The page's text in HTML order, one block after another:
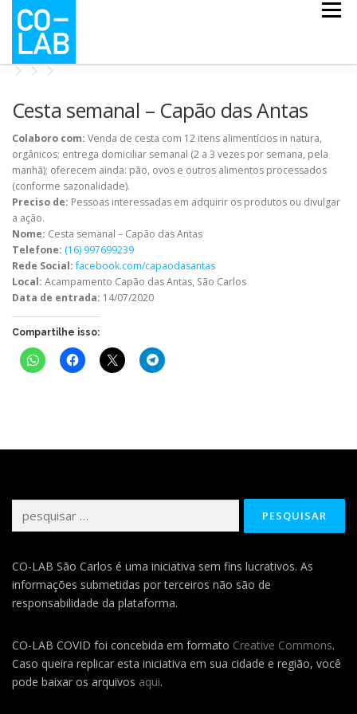
Pular
para
conteúdo
Menu
NOTÍCIAS QUEM SOMOS
Cesta semanal – Capão das Antas
Colaboro com: Venda de cesta com 12 itens alimentícios in natura,
orgânicos; entrega domiciliar semanal (2 a 3 vezes por semana, pela
manhã); oferecem ainda: pão, ovos e outros alimentos processados
(conforme sazonalidade).
Preciso de: Pessoas interessadas em adquirir os produtos ou divulgar
a ação.
Nome: Cesta semanal – Capão das Antas
Telefone: (16) 997699239
Rede Social: facebook.com/capaodasantas
Local: Acampamento Capão das Antas, São Carlos
Data de entrada: 14/07/2020
Compartilhe isso:
por:
CO-LAB São Carlos é uma iniciativa sem fins lucrativos. As
informações submetidas por terceiros não são de
responsabilidade da plataforma.
CO-LAB COVID foi concebida em formato Creative Commons.
Caso queira replicar esta iniciativa em sua cidade e região, você
pode baixar os arquivos aqui.